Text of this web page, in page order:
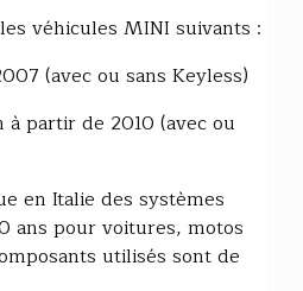
véhicules MINI suivants :
(avec ou sans Keyless)
partir de 2010 (avec ou
en Italie des systèmes
ans pour voitures, motos
utilisés sont de